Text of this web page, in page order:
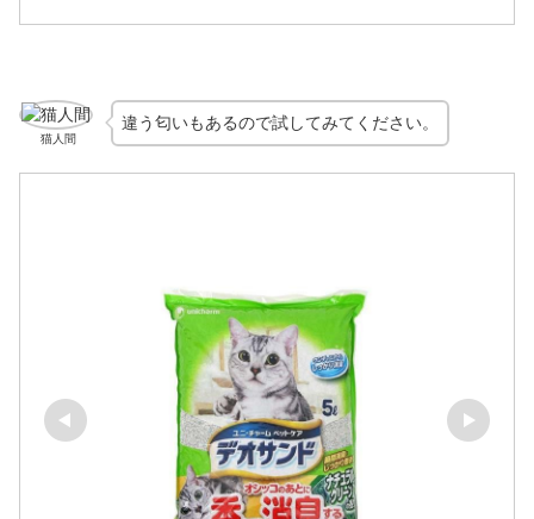
猫人間
違う匂いもあるので試してみてください。